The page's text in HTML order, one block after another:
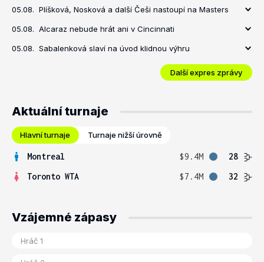
05.08. Plíšková, Nosková a další Češi nastoupí na Masters
05.08. Alcaraz nebude hrát ani v Cincinnati
05.08. Sabalenková slaví na úvod klidnou výhru
Další expres zprávy
Aktuální turnaje
Hlavní turnaje Turnaje nižší úrovně
Montreal $9.4M
28
Toronto WTA
$7.4M 32
Vzájemné zápasy